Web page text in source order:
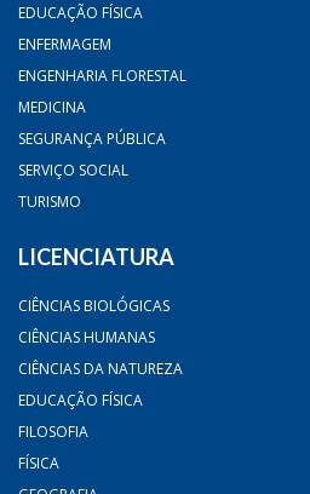
EDUCAÇÃO FÍSICA
ENFERMAGEM
ENGENHARIA FLORESTAL
MEDICINA
SEGURANÇA PÚBLICA
SERVIÇO SOCIAL
TURISMO
LICENCIATURA
CIÊNCIAS BIOLÓGICAS
CIÊNCIAS HUMANAS
CIÊNCIAS DA NATUREZA
EDUCAÇÃO FÍSICA
FILOSOFIA
FÍSICA